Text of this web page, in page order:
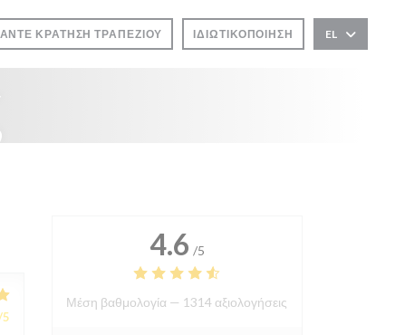
ΚΡΆΤΗΣΗ ΤΡΑΠΕΖΙΟΎ ΙΔΙΩΤΙΚΟΠΟΊΗΣΗ EL
4.6 /5
Μέση βαθμολογία — 1314 αξιολογήσεις